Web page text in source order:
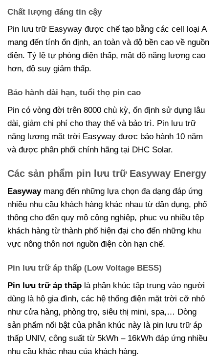
Chất lượng đáng tin cậy
Pin lưu trữ Easyway được chế tạo bằng các cell loại A
mang đến tính ổn định, an toàn và độ bền cao về nguồn
điện. Tỷ lệ tự phòng điện thấp, mật độ năng lượng cao
hơn, độ suy giảm thấp.
Bảo hành dài hạn, tuổi thọ pin cao
Pin có vòng đời trên 8000 chù kỳ, ổn định sử dụng lâu
dài, giảm chi phí cho thay thế và bảo trì. Pin lưu trữ
năng lượng mặt trời Easyway được bảo hành 10 năm
và được phân phối chính hãng tại DHC Solar.
Các sản phẩm pin lưu trữ Easyway Energy
Easywaymang đến những lựa chọn đa dạng đáp ứng
nhiều nhu cầu khách hàng khác nhau từ dân dụng, phổ
thông cho đến quy mô công nghiệp, phục vụ nhiều tệp
khách hàng từ thành phố hiện đại cho đến những khu
vực nông thôn nơi nguồn điện còn hạn chế.
Pin lưu trữ áp thấp (Low Voltage BESS)
Pin lưu trữ áp thấp là phân khúc tập trung vào người
dùng là hộ gia đình, các hệ thống điện mặt trời cỡ nhỏ
như cửa hàng, phòng trọ, siêu thị mini, spa,… Dòng
sản phẩm nổi bật của phân khúc này là pin lưu trữ áp
thấp UNIV, công suất từ 5kWh – 16kWh đáp ứng nhiều
nhu cầu khác nhau của khách hàng.